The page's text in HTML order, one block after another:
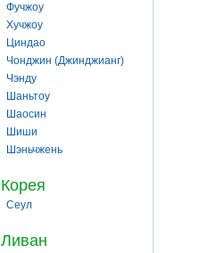
Фучжоу
Хучжоу
Циндао
Чонджин (Джинджианг)
Чэнду
Шаньтоу
Шаосин
Шиши
Шэньчжень
Корея
Сеул
Ливан